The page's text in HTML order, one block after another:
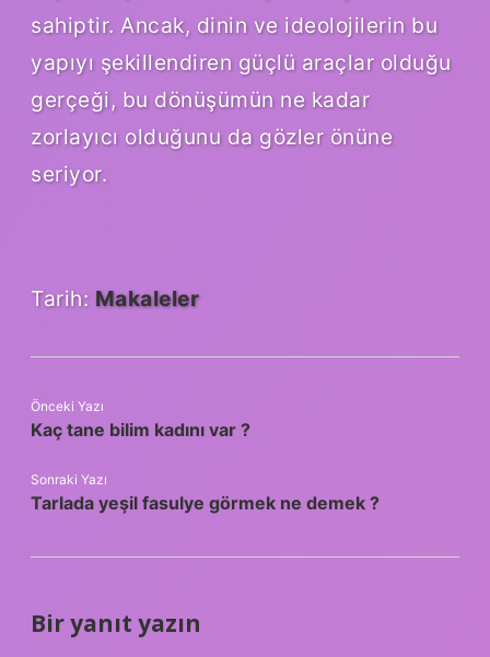
sahiptir. Ancak, dinin ve ideolojilerin bu
yapıyı şekillendiren güçlü araçlar olduğu
gerçeği, bu dönüşümün ne kadar
zorlayıcı olduğunu da gözler önüne
seriyor.
Tarih: Makaleler
Önceki Yazı
Kaç tane bilim kadını var ?
Sonraki Yazı
Tarlada yeşil fasulye görmek ne demek ?
Bir yanıt yazın